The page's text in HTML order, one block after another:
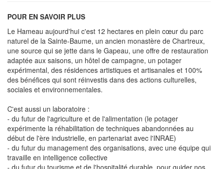
POUR EN SAVOIR PLUS
Le Hameau aujourd'hui c'est 12 hectares en plein cœur du parc
naturel de la Sainte-Baume, un ancien monastère de Chartreux,
une source qui se jette dans le Gapeau, une offre de restauration
adaptée aux saisons, un hôtel de campagne, un potager
expérimental, des résidences artistiques et artisanales et 100%
des bénéfices qui sont réinvestis dans des actions culturelles,
sociales et environnementales.
C'est aussi un laboratoire :
- du futur de l'agriculture et de l'alimentation (le potager
expérimente la réhabilitation de techniques abandonnées au
début de l'ère industrielle, en partenariat avec l'INRAE)
- du futur du management des organisations, avec une équipe qui
travaille en intelligence collective
- du futur du tourisme et de l'hospitalité durable, pour guider nos